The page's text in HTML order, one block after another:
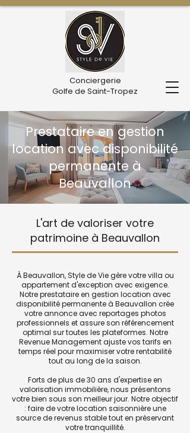
Conciergerie
Golfe de Saint-Tropez
Prestataire en gestion
location avec disponibilité
permanente à
Beauvallon
L'art de valoriser votre
patrimoine à Beauvallon
À Beauvallon, Style de Vie gère votre villa ou
appartement d'exception avec exigence.
Notre prestataire en gestion location avec
disponibilité permanente à Beauvallon crée
votre annonce avec reportages photos
professionnels et assure son référencement
optimal sur toutes les plateformes. Notre
Revenue Management ajuste vos tarifs en
temps réel pour maximiser votre rentabilité
tout au long de la saison.
Forts de plus de 30 ans d'expertise en
valorisation immobilière, nous présentons
votre bien sous son meilleur jour. Notre objectif
: faire de votre location saisonnière une
source de revenus stable tout en préservant
votre tranquillité.